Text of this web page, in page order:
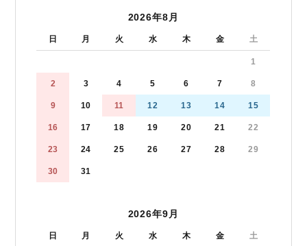
2026年8月
日 月 火 水 木 金 土
1
2 3 4 5 6 7 8
9 10 11 12 13 14 15
16 17 18 19 20 21 22
23 24 25 26 27 28 29
30 31
2026年9月
日 月 火 水 木 金 土